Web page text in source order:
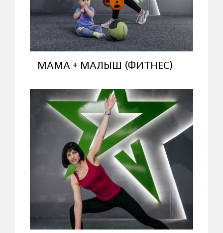
МАМА + МАЛЫШ (ФИТНЕС)